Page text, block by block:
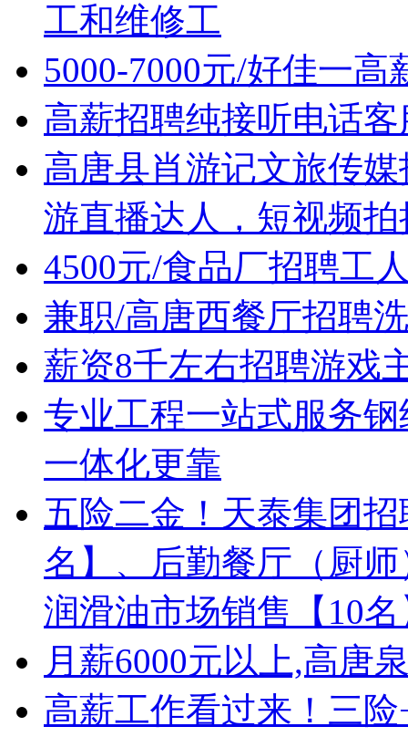
工和维修工
5000-7000元/好佳一高
高薪招聘纯接听电话
高唐县肖游记文旅传
游直播达人，短视频
4500元/食品厂招聘工
兼职/高唐西餐厅招聘
薪资8千左右招聘游戏
专业工程一站式服务
一体化更靠
五险二金！天泰集团
名】、后勤餐厅（厨
润滑油市场销售【10
月薪6000元以上,高唐
高薪工作看过来！三